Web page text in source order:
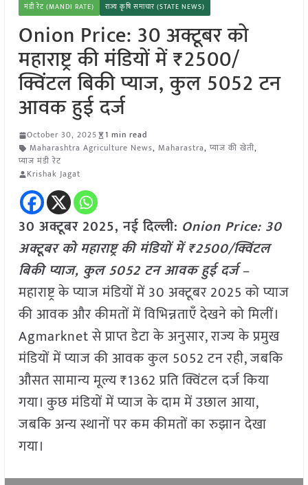
मंडी रेट (MANDI RATE) राज्य कृषि समाचार (STATE NEWS)
Onion Price: 30 अक्टूबर को
महाराष्ट्र की मंडियों में ₹2500/
क्विंटल बिकी प्याज, कुल 5052 टन
आवक हुई दर्ज
October 30, 2025
1 min read
Maharashtra Agriculture News, Maharastra, प्याज की खेती,
प्याज मंडी रेट
Krishak Jagat
30 अक्टूबर 2025, नई दिल्ली: Onion Price: 30
अक्टूबर को महाराष्ट्र की मंडियों में ₹2500/क्विंटल
बिकी प्याज, कुल 5052 टन आवक हुई दर्ज–
महाराष्ट्र के प्याज मंडियों में 30 अक्टूबर 2025 को प्याज
की आवक और कीमतों में विभिन्नताएँ देखने को मिलीं।
Agmarknet से प्राप्त डेटा के अनुसार, राज्य के प्रमुख
मंडियों में प्याज की आवक कुल 5052 टन रही, जबकि
औसत सामान्य मूल्य ₹1362 प्रति क्विंटल दर्ज किया
गया। कुछ मंडियों में प्याज के दाम में उछाल आया,
जबकि अन्य स्थानों पर कम कीमतों का रुझान देखा
गया।